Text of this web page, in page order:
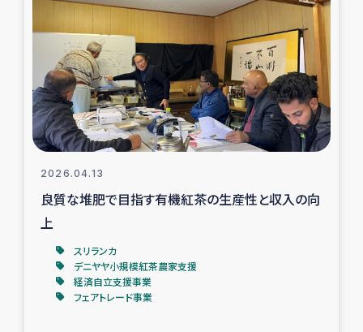
仮設住宅生活支援・農業復興支援
漁業復興支援
インターン・ボランティア日誌
居場所づくり
ガザ空爆被災者への食料支援と農家生産支援
ガザ地区における羊の畜産支援
2026.04.13
良質な堆肥で目指す有機紅茶の生産性と収入の向
上
スリランカ
デニヤヤ小規模紅茶農家支援
経済自立支援事業
フェアトレード事業